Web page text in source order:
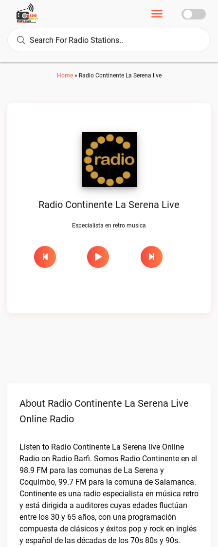
Home» Radio Continente La Serena live
Radio Continente La Serena Live
Especialista en retro musica
About Radio Continente La Serena Live
Online Radio
Listen to Radio Continente La Serena live Online
Radio on Radio Barfi. Somos Radio Continente en el
98.9 FM para las comunas de La Serena y
Coquimbo, 99.7 FM para la comuna de Salamanca.
Continente es una radio especialista en música retro
y está dirigida a auditores cuyas edades fluctúan
entre los 30 y 65 años, con una programación
compuesta de clásicos y éxitos pop y rock en inglés
y español de las décadas de los 70s 80s y 90s.